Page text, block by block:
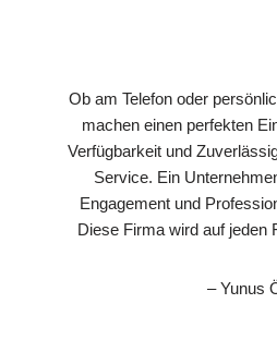
Ob am Telefon oder
machen einen perfekten
Verfügbarkeit und
Service. Ein
Engagement und
Diese Firma wird auf jeden
– Yunus